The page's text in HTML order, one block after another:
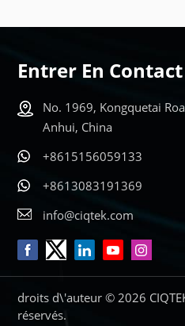
Entrer En Contact
No. 1969, Kongquetai
Anhui, China
+8615156059133
+8613083191369
info@ciqtek.com
droits d\'auteur © 2026
réservés.